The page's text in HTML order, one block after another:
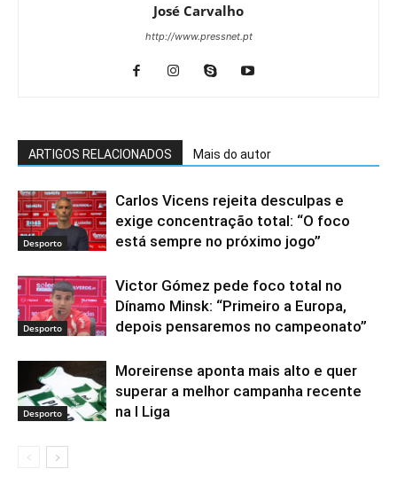
José Carvalho
http://www.pressnet.pt
ARTIGOS RELACIONADOS Mais do autor
Desporto
Carlos Vicens rejeita desculpas e
exige concentração total: “O foco
está sempre no próximo jogo”
Desporto
Victor Gómez pede foco total no
Dínamo Minsk: “Primeiro a Europa,
depois pensaremos no campeonato”
Desporto
Moreirense aponta mais alto e quer
superar a melhor campanha recente
na I Liga